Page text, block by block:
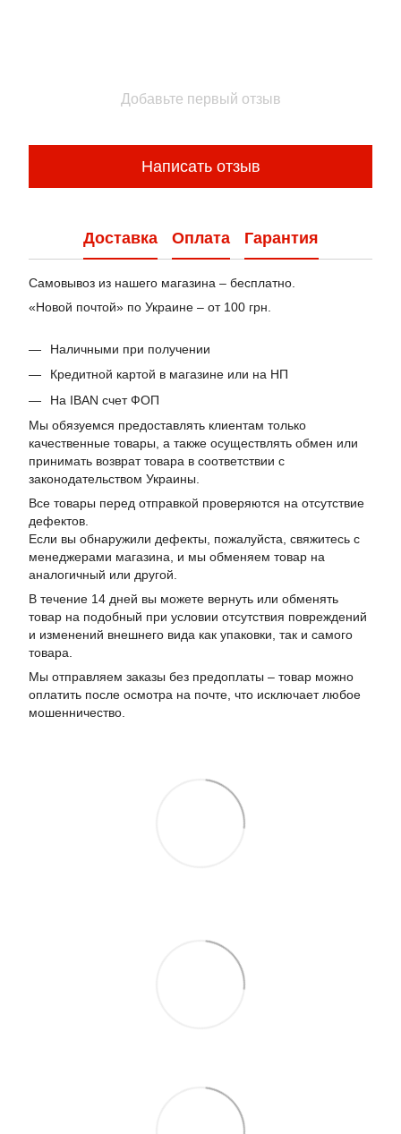
Добавьте первый отзыв
Написать отзыв
Доставка Оплата Гарантия
Самовывоз из нашего магазина – бесплатно.
«Новой почтой» по Украине – от 100 грн.
Наличными при получении
Кредитной картой в магазине или на НП
На IBAN счет ФОП
Мы обязуемся предоставлять клиентам только
качественные товары, а также осуществлять обмен или
принимать возврат товара в соответствии с
законодательством Украины.
Все товары перед отправкой проверяются на отсутствие
дефектов.
Если вы обнаружили дефекты, пожалуйста, свяжитесь с
менеджерами магазина, и мы обменяем товар на
аналогичный или другой.
В течение 14 дней вы можете вернуть или обменять
товар на подобный при условии отсутствия повреждений
и изменений внешнего вида как упаковки, так и самого
товара.
Мы отправляем заказы без предоплаты – товар можно
оплатить после осмотра на почте, что исключает любое
мошенничество.